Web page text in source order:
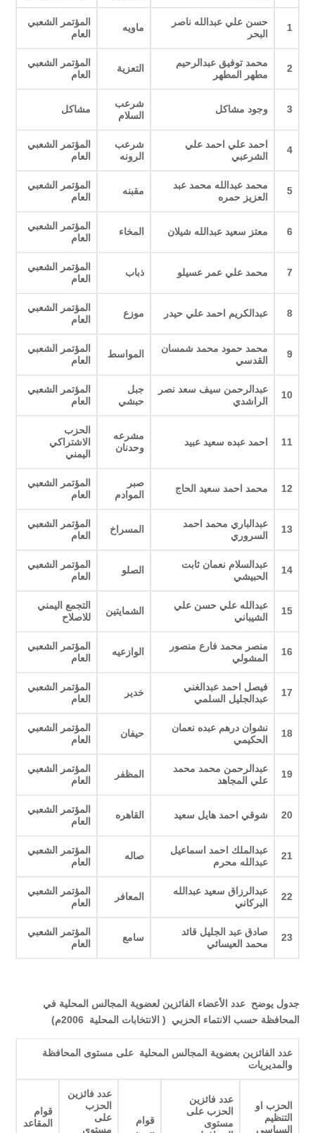
1
حسن علي عبدالله ناصر
البحر
ماويه
المؤتمر الشعبي
العام
2
محمد توفيق عبدالرحيم
مطهر المطهر
التعزية
المؤتمر الشعبي
العام
3 وجود مشاكل
شرعب
السلام
مشاكل
4
احمد علي احمد علي
الشرعبي
شرعب
الرونه
المؤتمر الشعبي
العام
5
محمد عبدالله محمد عبد
العزيز حمره
مقبنه
المؤتمر الشعبي
العام
6 معتز سعيد عبدالله شيلان المخاء
المؤتمر الشعبي
العام
7 محمد علي عمر عسيلو ذباب
المؤتمر الشعبي
العام
8 عبدالكريم احمد علي حيدر موزع
المؤتمر الشعبي
العام
9
محمد حمود محمد شمسان
القدسي
المواسط
المؤتمر الشعبي
العام
10
عبدالرحمن سيف سعد نصر
الراشدي
جبل
حبشي
المؤتمر الشعبي
العام
11 احمد عبده سعيد عبيد
مشرعه
وحدنان
الحزب
الاشتراكي
اليمني
12 محمد احمد سعيد الحاج
صبر
الموادم
المؤتمر الشعبي
العام
13
عبدالباري محمد احمد
السروري
المسراخ
المؤتمر الشعبي
العام
14
عبدالسلام نعمان ثابت
الحبيشي
الصلو
المؤتمر الشعبي
العام
15
عبدالله علي حسن علي
الشيباني
الشمايتين
التجمع اليمني
للاصلاح
16
منصر محمد فارع منصور
المشولي
الوازعيه
المؤتمر الشعبي
العام
17
فيصل احمد عبدالغني
عبدالجليل السلمي
خدير
المؤتمر الشعبي
العام
18
نشوان درهم عبده نعمان
الحكيمي
حيفان
المؤتمر الشعبي
العام
19
عبدالرحمن محمد محمد
علي المجاهد
المظفر
المؤتمر الشعبي
العام
20 شوقي احمد هايل سعيد القاهره
المؤتمر الشعبي
العام
21
عبدالملك احمد اسماعيل
عبدالله محرم
صاله
المؤتمر الشعبي
العام
22
عبدالرزاق سعيد عبدالله
البركاني
المعافر
المؤتمر الشعبي
العام
23
صادق عبد الجليل قائد
محمد العيسائي
سامع
المؤتمر الشعبي
العام
جدول يوضح عدد الأعضاء الفائزين لعضوية المجالس المحلية في
المحافظة حسب الانتماء الحزبي ( الانتخابات المحلية 2006م)
عدد الفائزين بعضوية المجالس المحلية على مستوى المحافظة
والمديريات
الحزب او
التنظيم
السياسي
عدد فائزين
الحزب على
مستوى
قوام
عدد فائزين
الحزب
على
مستوى
قوام
المقاعد